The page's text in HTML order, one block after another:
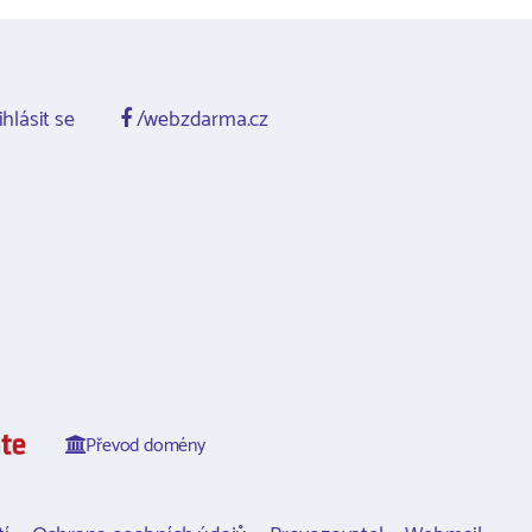
se /webzdarma.cz
Převod domény